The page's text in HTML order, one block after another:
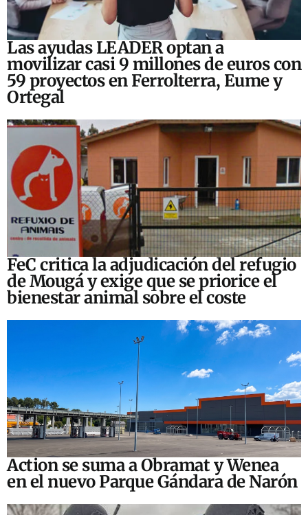
Las ayudas LEADER optan a
movilizar casi 9 millones de euros con
59 proyectos en Ferrolterra, Eume y
Ortegal
FeC critica la adjudicación del refugio
de Mougá y exige que se priorice el
bienestar animal sobre el coste
Action se suma a Obramat y Wenea
en el nuevo Parque Gándara de Narón